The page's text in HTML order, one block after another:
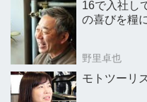
16で入社し
の喜びを糧
野里卓也
モトツーリ